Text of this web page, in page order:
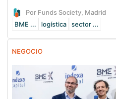
Por Funds Society, Madrid
BME ...
logística sector ...
NEGOCIO